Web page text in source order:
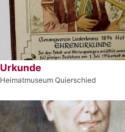
Urkunde
Heimatmuseum Quierschied